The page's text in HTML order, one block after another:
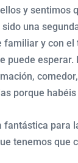
y sentimos
sido una
familiar y con el
puede esperar.
porque
fantástica para
tenemos que